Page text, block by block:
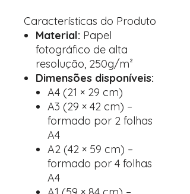
Características do Produto
Material: Papel
fotográfico de alta
resolução, 250g/m²
Dimensões disponíveis:
A4 (21 × 29 cm)
A3 (29 × 42 cm) –
formado por 2 folhas
A4
A2 (42 × 59 cm) –
formado por 4 folhas
A4